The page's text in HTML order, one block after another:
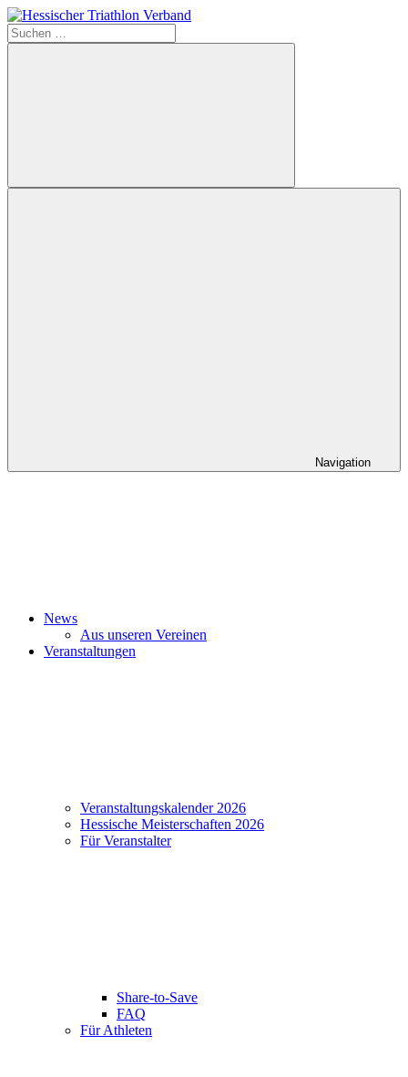
Zum
Inhalt
springen
Suchen
nach:
Suchen
Navigation
News
Aus unseren Vereinen
Veranstaltungen
Veranstaltungskalender 2026
Hessische Meisterschaften 2026
Für Veranstalter
Share-to-Save
FAQ
Für Athleten